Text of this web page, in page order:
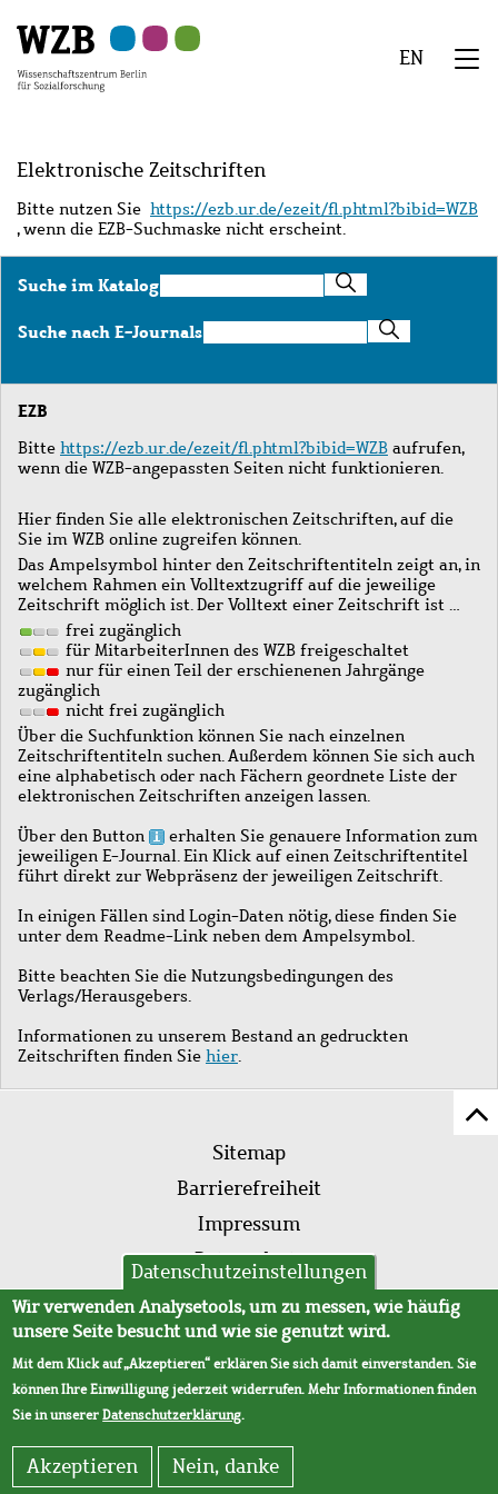
Hauptinhalt
springen
Navigation
springen
Suche
springen
Sekundärnavigation
springen
Fußzeile
springen
EN
Elektronische Zeitschriften
Bitte nutzen Sie https://ezb.ur.de/ezeit/fl.phtml?bibid=WZB
, wenn die EZB-Suchmaske nicht erscheint.
Suche im KatalogSuche
im
Katalog
Suche nach E-JournalsSuche
nach
Journals
EZB
Bitte https://ezb.ur.de/ezeit/fl.phtml?bibid=WZB aufrufen,
wenn die WZB-angepassten Seiten nicht funktionieren.
Hier finden Sie alle elektronischen Zeitschriften, auf die
Sie im WZB online zugreifen können.
Das Ampelsymbol hinter den Zeitschriftentiteln zeigt an, in
welchem Rahmen ein Volltextzugriff auf die jeweilige
Zeitschrift möglich ist. Der Volltext einer Zeitschrift ist …
frei zugänglich
für MitarbeiterInnen des WZB freigeschaltet
nur für einen Teil der erschienenen Jahrgänge
zugänglich
nicht frei zugänglich
Über die Suchfunktion können Sie nach einzelnen
Zeitschriftentiteln suchen. Außerdem können Sie sich auch
eine alphabetisch oder nach Fächern geordnete Liste der
elektronischen Zeitschriften anzeigen lassen.
Über den Button
erhalten Sie genauere Information zum
jeweiligen E-Journal. Ein Klick auf einen Zeitschriftentitel
führt direkt zur Webpräsenz der jeweiligen Zeitschrift.
In einigen Fällen sind Login-Daten nötig, diese finden Sie
unter dem Readme-Link neben dem Ampelsymbol.
Bitte beachten Sie die Nutzungsbedingungen des
Verlags/Herausgebers.
Informationen zu unserem Bestand an gedruckten
Zeitschriften finden Sie hier.
Fußleistenmenü
Sitemap
Barrierefreiheit
Impressum
Datenschutz
AVB
Datenschutzeinstellungen
Wir verwenden Analysetools, um zu messen, wie häufig
unsere Seite besucht und wie sie genutzt wird.
Mit dem Klick auf „Akzeptieren“ erklären Sie sich damit einverstanden. Sie
können Ihre Einwilligung jederzeit widerrufen. Mehr Informationen finden
Sie in unsererDatenschutzerklärung.
Akzeptieren Nein, danke